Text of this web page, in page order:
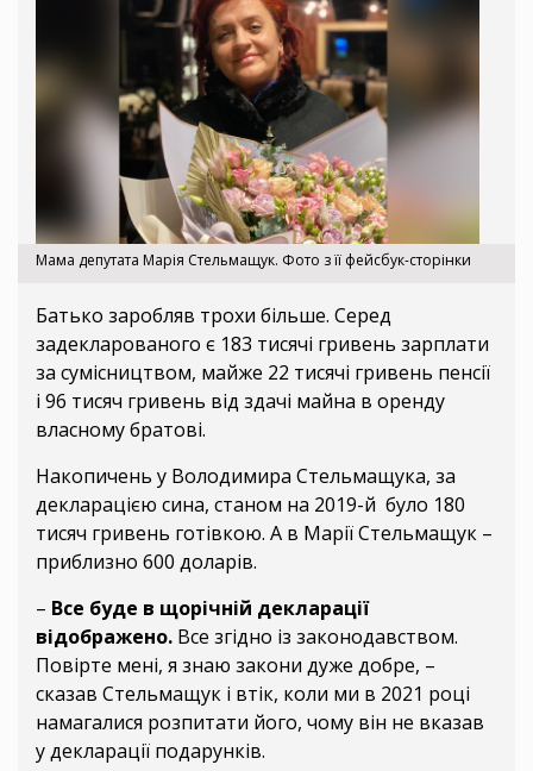
Мама депутата Марія Стельмащук. Фото з її фейсбук-сторінки
Батько заробляв трохи більше. Серед
задекларованого є 183 тисячі гривень зарплати
за сумісництвом, майже 22 тисячі гривень пенсії
і 96 тисяч гривень від здачі майна в оренду
власному братові.
Накопичень у Володимира Стельмащука, за
декларацією сина, станом на 2019-й було 180
тисяч гривень готівкою. А в Марії Стельмащук –
приблизно 600 доларів.
– Все буде в щорічній декларації
відображено. Все згідно із законодавством.
Повірте мені, я знаю закони дуже добре, –
сказав Стельмащук і втік, коли ми в 2021 році
намагалися розпитати його, чому він не вказав
у декларації подарунків.